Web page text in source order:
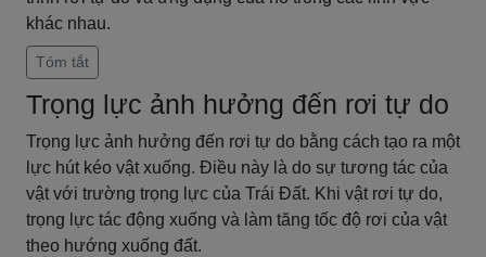
khác nhau.
Tóm tắt
Trọng lực ảnh hưởng đến rơi tự do
Trọng lực ảnh hưởng đến rơi tự do bằng cách tạo ra một
lực hút kéo vật xuống. Điều này là do sự tương tác của
vật với trường trọng lực của Trái Đất. Khi vật rơi tự do,
trọng lực tác động xuống và làm tăng tốc độ rơi của vật
theo hướng xuống đất.